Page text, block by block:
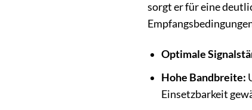
sorgt er für eine
Optimale
Hohe Bandbreite:
Einsetzbarkeit